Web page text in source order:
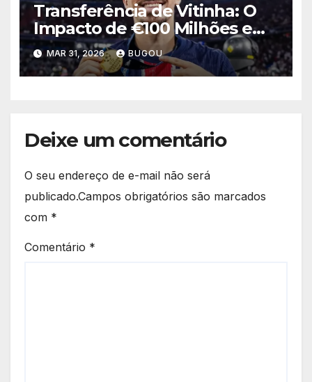
Transferência de Vitinha: O
Impacto de €100 Milhões em
2026
MAR 31, 2026 BUGOU
Deixe um comentário
O seu endereço de e-mail não será
publicado.Campos obrigatórios são marcados
com *
Comentário *